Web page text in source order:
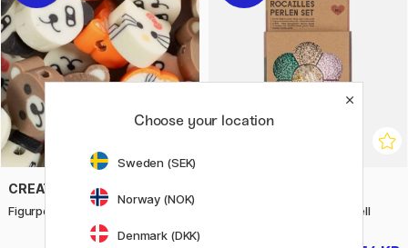
CREATIV COMPANY
Figurperler 60-packe Dyr Rocailles-perler sett Pastell
Choose your location
Sweden (SEK)
Norway (NOK)
Denmark (DKK)